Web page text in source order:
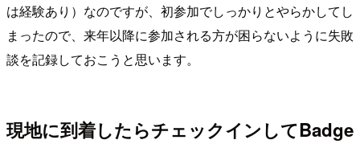
は経験あり）なのですが、初参加でしっかりとやらかしてし
まったので、来年以降に参加される方が困らないように失敗
談を記録しておこうと思います。
現地に到着したらチェックインしてBadge